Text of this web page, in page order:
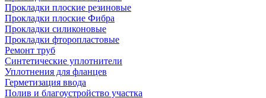
Прокладки плоские резиновые
Прокладки плоские Фибра
Прокладки силиконовые
Прокладки фторопластовые
Ремонт труб
Синтетические уплотнители
Уплотнения для фланцев
Герметизация ввода
Полив и благоустройство участка